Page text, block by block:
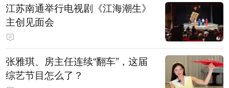
江苏南通举行电视剧《江海潮生》
主创见面会
张雅琪、房主任连续“翻车”，这届
综艺节目怎么了？